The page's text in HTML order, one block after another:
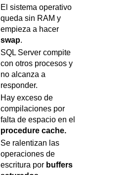
El sistema operativo
queda sin RAM y
empieza a hacer
swap.
SQL Server compite
con otros procesos y
no alcanza a
responder.
Hay exceso de
compilaciones por
falta de espacio en el
procedure cache.
Se ralentizan las
operaciones de
escritura por buffers